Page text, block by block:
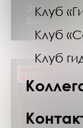
Клуб
Клуб
Клуб
были